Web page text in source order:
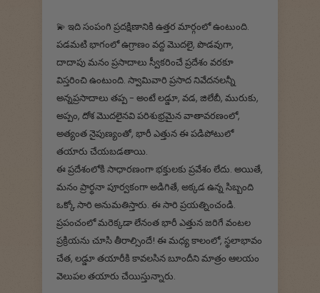
💫 ఇది సంపంగి ప్రదక్షిణానికి ఉత్తర మార్గంలో ఉంటుంది.
పడమటి భాగంలో ఉగ్రాణం వద్ద మొదలై, పొడవుగా,
దాదాపు మనం ప్రసాదాలు స్వీకరించే ప్రదేశం వరకూ
విస్తరించి ఉంటుంది. స్వామివారి ప్రసాద నివేదనలన్నీ
అన్నప్రసాదాలు తప్ప - అంటే లడ్డూ, వడ, జిలేబీ, మురుకు,
అప్పం, దోశ మొదలైనవి పరిశుభ్రమైన వాతావరణంలో,
అత్యంత నైపుణ్యంతో, భారీ ఎత్తున ఈ పడిపోటులో
తయారు చేయబడతాయి.
ఈ ప్రదేశంలోకి సాధారణంగా భక్తులకు ప్రవేశం లేదు. అయితే,
మనం ప్రార్థనా పూర్వకంగా అడిగితే, అక్కడ ఉన్న సిబ్బంది
ఒక్కో సారి అనుమతిస్తారు. ఈ సారి ప్రయత్నించండి.
ప్రపంచంలో మరెక్కడా లేనంత భారీ ఎత్తున జరిగే వంటల
ప్రక్రియను చూసి తీరాల్సిందే! ఈ మధ్య కాలంలో, స్థలాభావం
చేత, లడ్డూ తయారీకి కావలసిన బూందీని మాత్రం ఆలయం
వెలుపల తయారు చేయిస్తున్నారు.